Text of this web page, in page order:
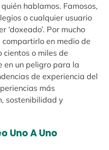
hablamos. Famosos,
o cualquier usuario
‘doxeado’. Por mucho
en medio de
cientos o miles de
en un peligro para la
de experiencia del
más
sostenibilidad y
Uno A Uno